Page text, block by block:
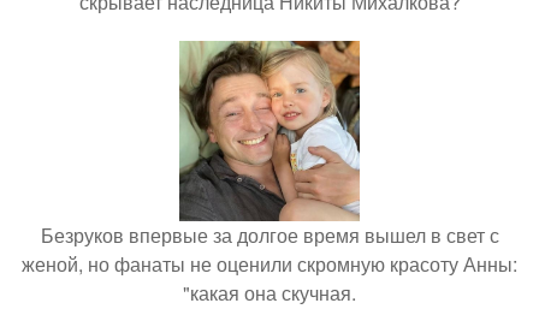
Безруков впервые за долгое время вышел в свет с
женой, но фанаты не оценили скромную красоту Анны:
"какая она скучная.